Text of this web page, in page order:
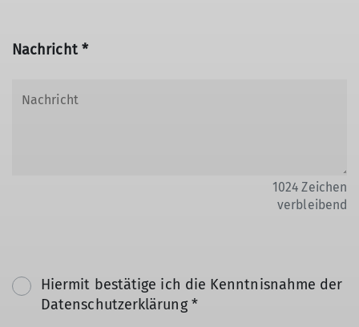
Nachricht *
1024 Zeichen
verbleibend
Hiermit bestätige ich die Kenntnisnahme der
Datenschutzerklärung *